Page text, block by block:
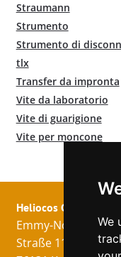
We
Straumann
Strumento
Strumento di
tlx
Transfer da impronta
Vite da laboratorio
Vite di guarigione
Vite per moncone
Heliocos GmbH
Emmy-Noether-
Straße 11